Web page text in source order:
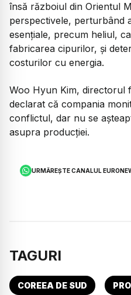
însă războiul din Orientul
perspectivele, perturbând
esențiale, precum heliul,
fabricarea cipurilor, și
costurilor cu energia.
Woo Hyun Kim, directorul
declarat că compania
conflictul, dar nu se
asupra producției.
URMĂREȘTE CANALUL
TAGURI
COREEA DE SUD